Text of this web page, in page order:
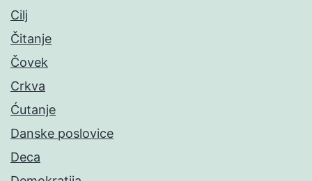
Cilj
Čitanje
Čovek
Crkva
Ćutanje
Danske poslovice
Deca